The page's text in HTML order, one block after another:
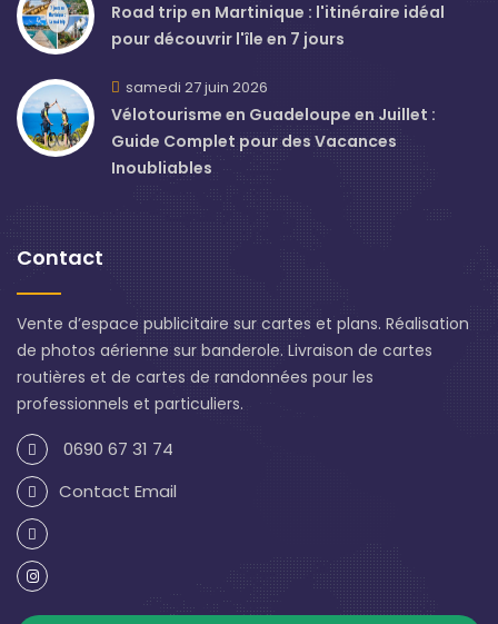
Road trip en Martinique : l'itinéraire idéal
pour découvrir l'île en 7 jours
samedi 27 juin 2026
Vélotourisme en Guadeloupe en Juillet :
Guide Complet pour des Vacances
Inoubliables
Contact
Vente d’espace publicitaire sur cartes et plans. Réalisation
de photos aérienne sur banderole. Livraison de cartes
routières et de cartes de randonnées pour les
professionnels et particuliers.
0690 67 31 74
Contact Email